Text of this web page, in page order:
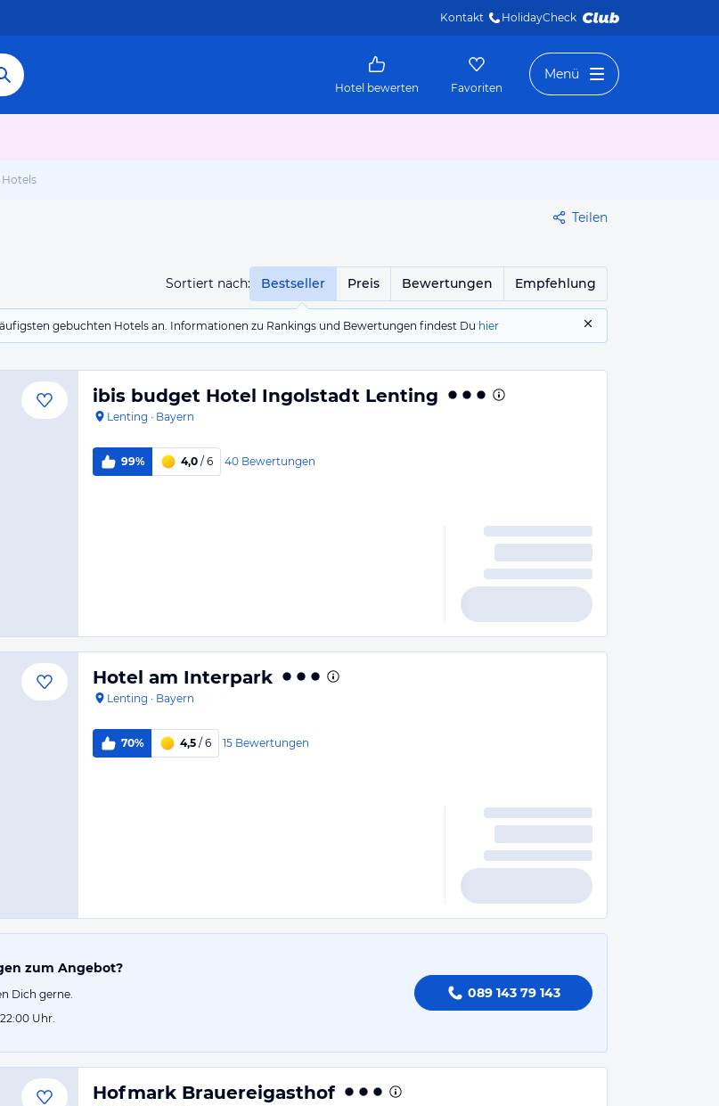
Kontakt HolidayCheck
Hotel bewerten Favoriten
Menü
Teilen
Sortiert nach: Bestseller Preis Bewertungen Empfehlung
gebuchten Hotels an. Informationen zu Rankings und Bewertungen findest Du hier
ibis budget Hotel Ingolstadt Lenting
Lenting · Bayern
99% 4,0 / 6 40 Bewertungen
Hotel am Interpark
Lenting · Bayern
70% 4,5 / 6 15 Bewertungen
zum Angebot?
Dich gerne.
Uhr.
089 143 79 143
Hofmark Brauereigasthof